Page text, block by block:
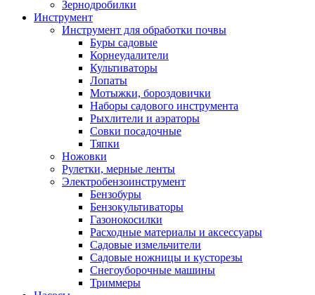
Зернодробилки
Инструмент
Инструмент для обработки почвы
Буры садовые
Корнеудалители
Культиваторы
Лопаты
Мотыжки, бороздовички
Наборы садового инструмента
Рыхлители и аэраторы
Совки посадочные
Тяпки
Ножовки
Рулетки, мерные ленты
Электробензоинструмент
Бензобуры
Бензокультиваторы
Газонокосилки
Расходные материалы и аксессуары
Садовые измельчители
Садовые ножницы и кусторезы
Снегоуборочные машины
Триммеры